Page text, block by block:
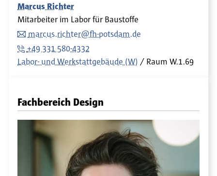
Marcus Richter
Mitarbeiter im Labor für Baustoffe
marcus.richter@fh-potsdam.de
+49 331 580-4332
Labor- und Werkstattgebäude (W)
Raum W.1.69
Fachbereich Design